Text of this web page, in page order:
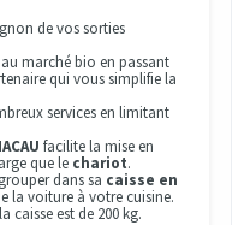
de vos sorties
marché bio en passant
qui vous simplifie la
services en limitant
facilite la mise en
que le chariot.
dans sa caisse en
la voiture à votre cuisine.
caisse est de 200 kg.